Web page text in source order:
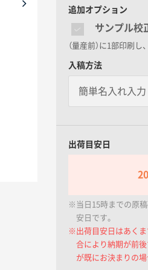
追加オプション
サンプル校
（量産前）に1部印刷
入稿方法
出荷目安日
※当日15時までの原
安日です。
※出荷目安日はあく
合により納期が前
が既にお決まりの